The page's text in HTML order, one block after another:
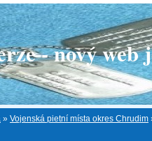
- nový web
» Vojenská pietní místa okres Chrudim